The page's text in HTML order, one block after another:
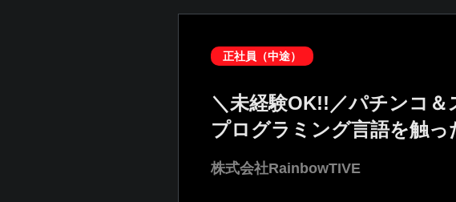
正社員（中途）
＼未経験OK!!／パチンコ＆
プログラミング言語を触っ
株式会社RainbowTIVE